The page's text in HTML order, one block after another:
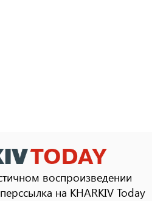
воспроизведении
на KHARKIV Today